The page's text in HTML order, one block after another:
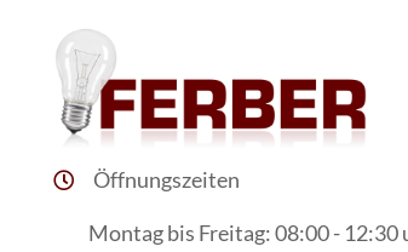
Öffnungszeiten
Montag bis Freitag: 08:00 - 12:30